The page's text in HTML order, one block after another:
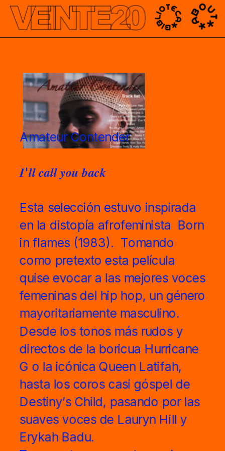
Amateur Contender
𝑰'𝒍𝒍 𝒄𝒂𝒍𝒍 𝒚𝒐𝒖 𝒃𝒂𝒄𝒌
Esta selección estuvo inspirada
en la distopía afrofeminista  Born
in flames (1983).  Tomando
como pretexto esta película
quise evocar a las mejores voces
femeninas del hip hop, un género
mayoritariamente masculino.
Desde los tonos más rudos y
directos de la boricua Hurricane
G o la icónica Queen Latifah,
hasta los coros casi góspel de
Destiny’s Child, pasando por las
suaves voces de Lauryn Hill y
Erykah Badu.